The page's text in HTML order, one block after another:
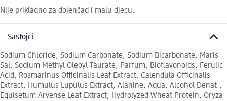
Nije prikladno za dojenčad i malu djecu.
Sastojci
Sodium Chloride, Sodium Carbonate, Sodium Bicarbonate, Maris
Sal, Sodium Methyl Oleoyl Taurate, Parfum, Bioflavonoids, Ferulic
Acid, Rosmarinus Officinalis Leaf Extract, Calendula Officinalis
Extract, Humulus Lupulus Extract, Alanine, Aqua, Alcohol Denat.,
Equisetum Arvense Leaf Extract, Hydrolyzed Wheat Protein, Oryza